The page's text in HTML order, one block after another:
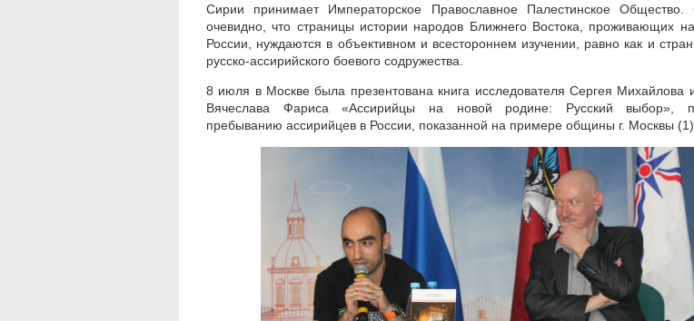
Сирии принимает Императорское Православное Палестинское Общество.
очевидно, что страницы истории народов Ближнего Востока, проживающих
России, нуждаются в объективном и всестороннем изучении, равно как и
русско-ассирийского боевого содружества.
8 июля в Москве была презентована книга исследователя Сергея Михайлова
Вячеслава Фариса «Ассирийцы на новой родине: Русский выбор»,
пребыванию ассирийцев в России, показанной на примере общины г. Москвы (1).